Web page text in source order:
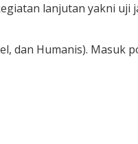
lanjutan yakni
dan Humanis).